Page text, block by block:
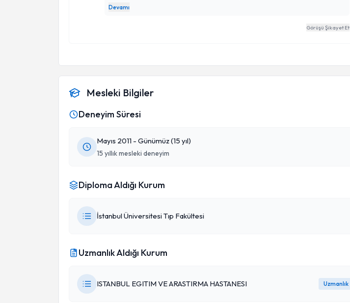
Gerçekten tıbbi bilgisi ve deneyimi ile öne çıkan bir hekim kendisi.
kalmamıştı hem de ameliyat bile olmadım. İşlemden 2 saat sonra kendi
Devamı
Görüşü Şikayet Et
Mesleki Bilgiler
Deneyim Süresi
Mayıs 2011 - Günümüz (15 yıl)
15 yıllık mesleki deneyim
Diploma Aldığı Kurum
İstanbul Üniversitesi Tıp Fakültesi
Uzmanlık Aldığı Kurum
ISTANBUL EGITIM VE ARASTIRMA HASTANESI Uzmanlık